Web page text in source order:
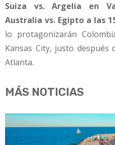
Suiza vs. Argelia en
Australia vs. Egipto a las
lo protagonizarán
Kansas City, justo
Atlanta.
MÁS NOTICIAS